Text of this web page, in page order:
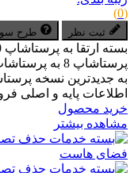
(0)
ثبت نظر طرح
اطلاعات پایه و اصلی
خرید محصول
مشاهده بیشتر